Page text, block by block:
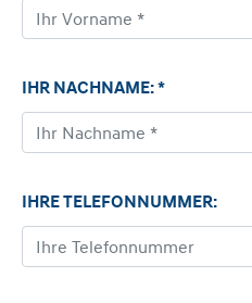
IHR NACHNAME: *
IHRE TELEFONNUMMER: